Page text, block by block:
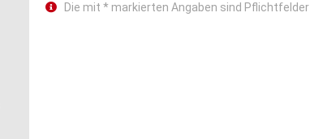
Die mit * markierten Angaben sind Pflichtfelder